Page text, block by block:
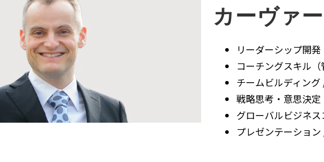
カーヴァー
リーダーシップ開発
コーチングスキル（
チームビルディン
戦略思考・意思決定
グローバルビジネ
プレゼンテーショ